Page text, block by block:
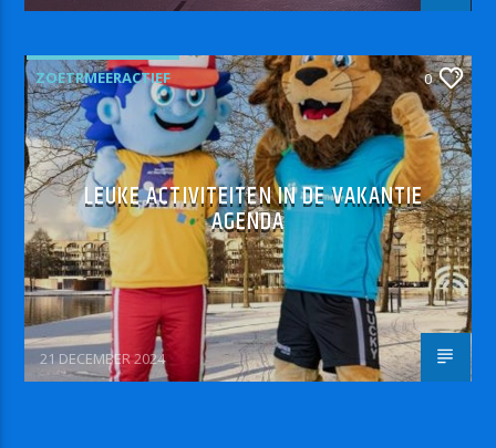
ZOETRMEERACTIEF 0
LEUKE ACTIVITEITEN IN DE VAKANTIE
AGENDA
21 DECEMBER 2024